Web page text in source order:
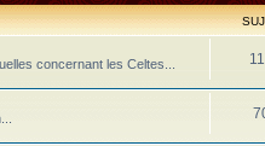
concernant les Celtes...